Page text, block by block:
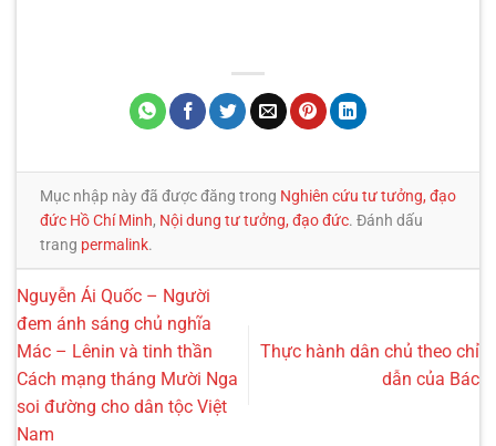
Mục nhập này đã được đăng trong Nghiên cứu tư tưởng, đạo
đức Hồ Chí Minh, Nội dung tư tưởng, đạo đức. Đánh dấu
trang permalink.
Nguyễn Ái Quốc – Người
đem ánh sáng chủ nghĩa
Mác – Lênin và tinh thần
Cách mạng tháng Mười Nga
soi đường cho dân tộc Việt
Nam
Thực hành dân chủ theo chỉ
dẫn của Bác